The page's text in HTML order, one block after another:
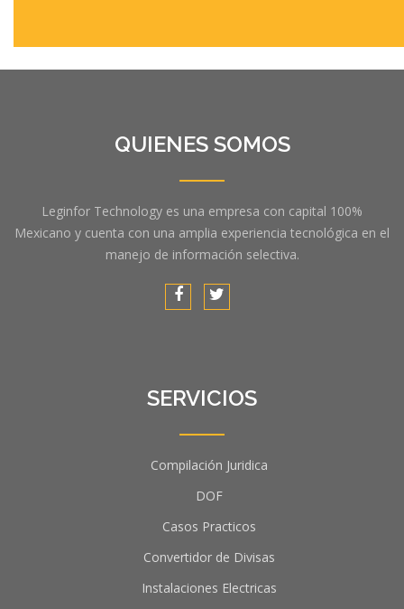
QUIENES SOMOS
Leginfor Technology es una empresa con capital 100%
Mexicano y cuenta con una amplia experiencia tecnológica en el
manejo de información selectiva.
SERVICIOS
Compilación Juridica
DOF
Casos Practicos
Convertidor de Divisas
Instalaciones Electricas